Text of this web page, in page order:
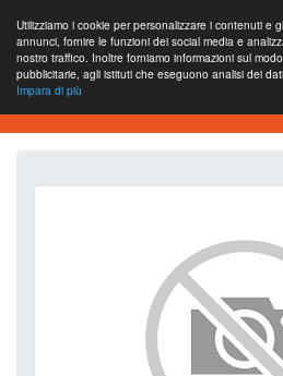
Utilizziamo i cookie per personalizzare i contenuti e
annunci, fornire le funzioni dei social media e
nostro traffico. Inoltre forniamo informazioni sul
pubblicitarie, agli istituti che eseguono analisi dei
Impara di più
SEO Analytics